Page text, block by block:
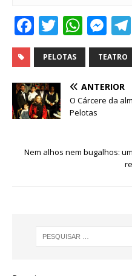
F
a
c
e
b
o
k
T
w
it
te
r
W
h
at
s
A
p
p
M
e
ss
e
n
r
PELOTAS TEATRO
ANTERIOR
O Cárcere da
Pelotas
Nem alhos nem bugalhos: